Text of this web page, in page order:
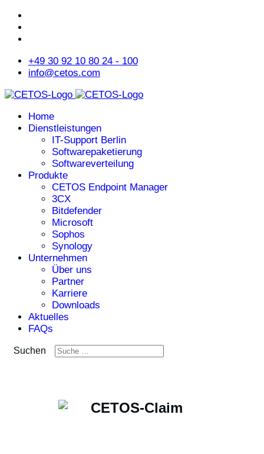
+49 30 92 10 80 24 - 100
info@cetos.com
Home
Dienstleistungen
IT-Support Berlin
Softwarepaketierung
Softwareverteilung
Produkte
CETOS Endpoint Manager
3CX
Bitdefender
Microsoft
Sophos
Synology
Unternehmen
Über uns
Partner
Karriere
Downloads
Aktuelles
FAQs
Suchen